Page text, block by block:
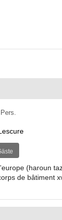
(haroun
de bâtiment